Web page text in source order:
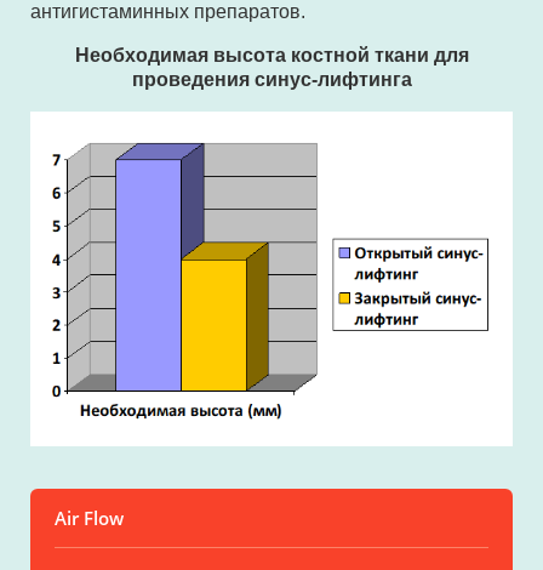
антигистаминных препаратов.
Необходимая высота костной ткани для
проведения синус-лифтинга
Air Flow